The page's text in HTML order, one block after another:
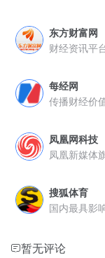
东方财富网
财经资讯平
每经网
凤凰网科技
搜狐体育
暂无评论